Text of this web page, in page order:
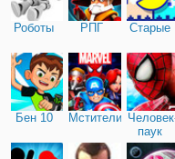
Роботы РПГ Старые
Бен 10 Мстители
паук